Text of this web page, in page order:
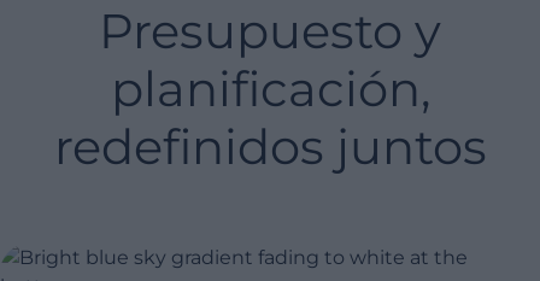
Presupuesto y
planificación,
redefinidos juntos